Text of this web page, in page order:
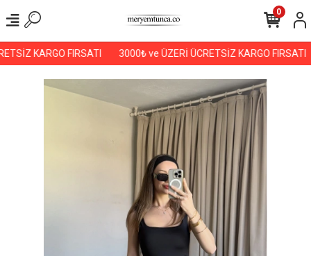
KARGO FIRSATI 3000₺ ve ÜZERİ ÜCRETSİZ KARGO FIRSATI
0